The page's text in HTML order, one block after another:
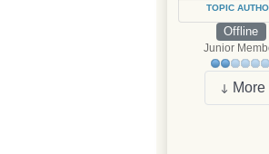
TOPIC
Offline
Junior
More